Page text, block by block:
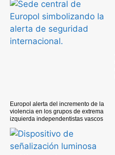
Europol alerta del incremento de la
violencia en los grupos de extrema
izquierda independentistas vascos